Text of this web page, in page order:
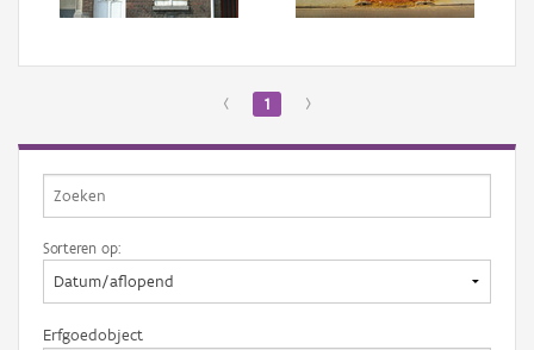
‹ 1 ›
Sorteren op:
Erfgoedobject